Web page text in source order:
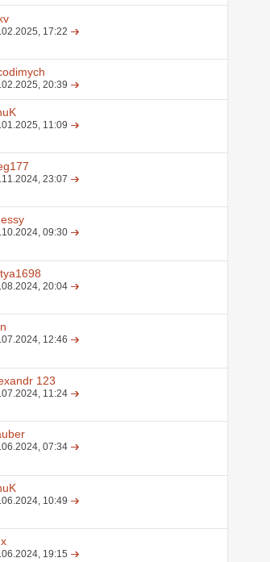
17:22
20:39
11:09
23:07
09:30
20:04
12:46
123
11:24
07:34
10:49
19:15